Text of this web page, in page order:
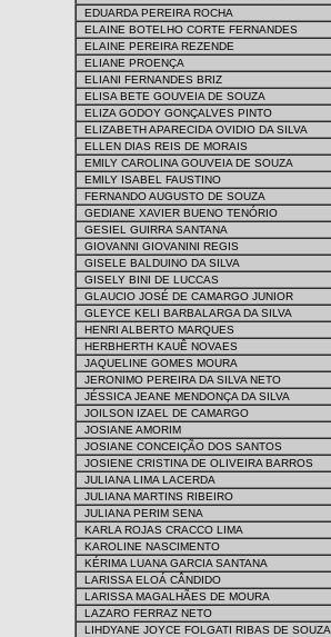
EDUARDA PEREIRA ROCHA
ELAINE BOTELHO CORTE FERNANDES
ELAINE PEREIRA REZENDE
ELIANE PROENÇA
ELIANI FERNANDES BRIZ
ELISA BETE GOUVEIA DE SOUZA
ELIZA GODOY GONÇALVES PINTO
ELIZABETH APARECIDA OVIDIO DA SILVA
ELLEN DIAS REIS DE MORAIS
EMILY CAROLINA GOUVEIA DE SOUZA
EMILY ISABEL FAUSTINO
FERNANDO AUGUSTO DE SOUZA
GEDIANE XAVIER BUENO TENÓRIO
GESIEL GUIRRA SANTANA
GIOVANNI GIOVANINI REGIS
GISELE BALDUINO DA SILVA
GISELY BINI DE LUCCAS
GLAUCIO JOSÉ DE CAMARGO JUNIOR
GLEYCE KELI BARBALARGA DA SILVA
HENRI ALBERTO MARQUES
HERBHERTH KAUÊ NOVAES
JAQUELINE GOMES MOURA
JERONIMO PEREIRA DA SILVA NETO
JÉSSICA JEANE MENDONÇA DA SILVA
JOILSON IZAEL DE CAMARGO
JOSIANE AMORIM
JOSIANE CONCEIÇÃO DOS SANTOS
JOSIENE CRISTINA DE OLIVEIRA BARROS
JULIANA LIMA LACERDA
JULIANA MARTINS RIBEIRO
JULIANA PERIM SENA
KARLA ROJAS CRACCO LIMA
KAROLINE NASCIMENTO
KÉRIMA LUANA GARCIA SANTANA
LARISSA ELOÁ CÂNDIDO
LARISSA MAGALHÃES DE MOURA
LAZARO FERRAZ NETO
LIHDYANE JOYCE FOLGATI RIBAS DE SOUZA